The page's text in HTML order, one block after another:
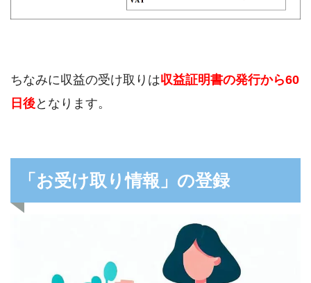
ちなみに収益の受け取りは収益証明書の発行から60
日後となります。
「お受け取り情報」の登録